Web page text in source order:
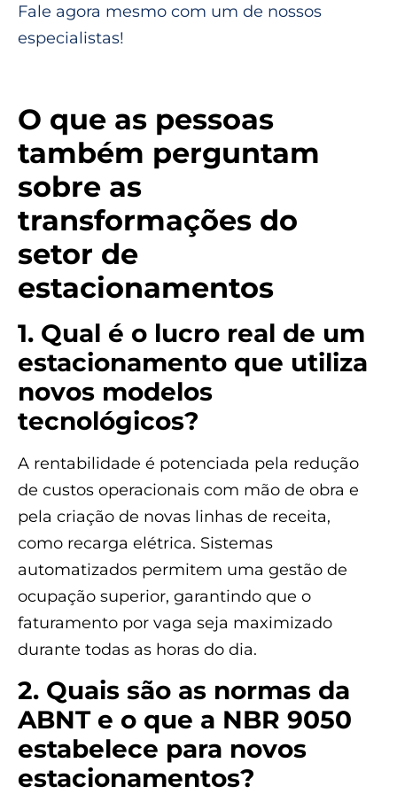
Fale agora mesmo com um de nossos
especialistas!
O que as pessoas
também perguntam
sobre as
transformações do
setor de
estacionamentos
1. Qual é o lucro real de um
estacionamento que utiliza
novos modelos
tecnológicos?
A rentabilidade é potenciada pela redução
de custos operacionais com mão de obra e
pela criação de novas linhas de receita,
como recarga elétrica. Sistemas
automatizados permitem uma gestão de
ocupação superior, garantindo que o
faturamento por vaga seja maximizado
durante todas as horas do dia.
2. Quais são as normas da
ABNT e o que a NBR 9050
estabelece para novos
estacionamentos?